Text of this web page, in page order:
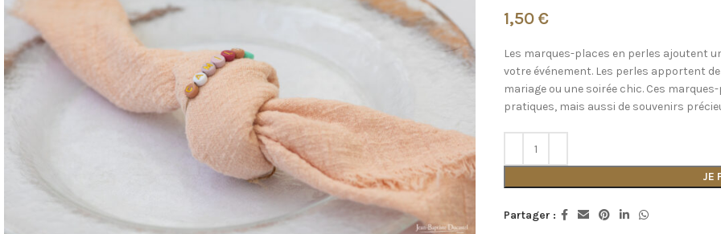
1,50 €
Les marques-places en perles ajoutent
votre événement. Les perles apportent
mariage ou une soirée chic. Ces
pratiques, mais aussi de souvenirs
JE
Partager :